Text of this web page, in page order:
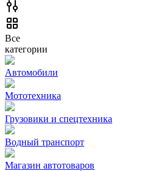
Все
категории
Автомобили
Мототехника
Грузовики и спецтехника
Водный транспорт
Магазин автотоваров